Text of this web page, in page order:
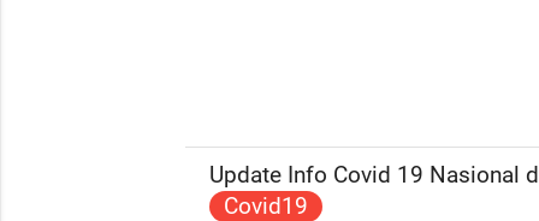
Update Info Covid 19 Nasional
Covid19